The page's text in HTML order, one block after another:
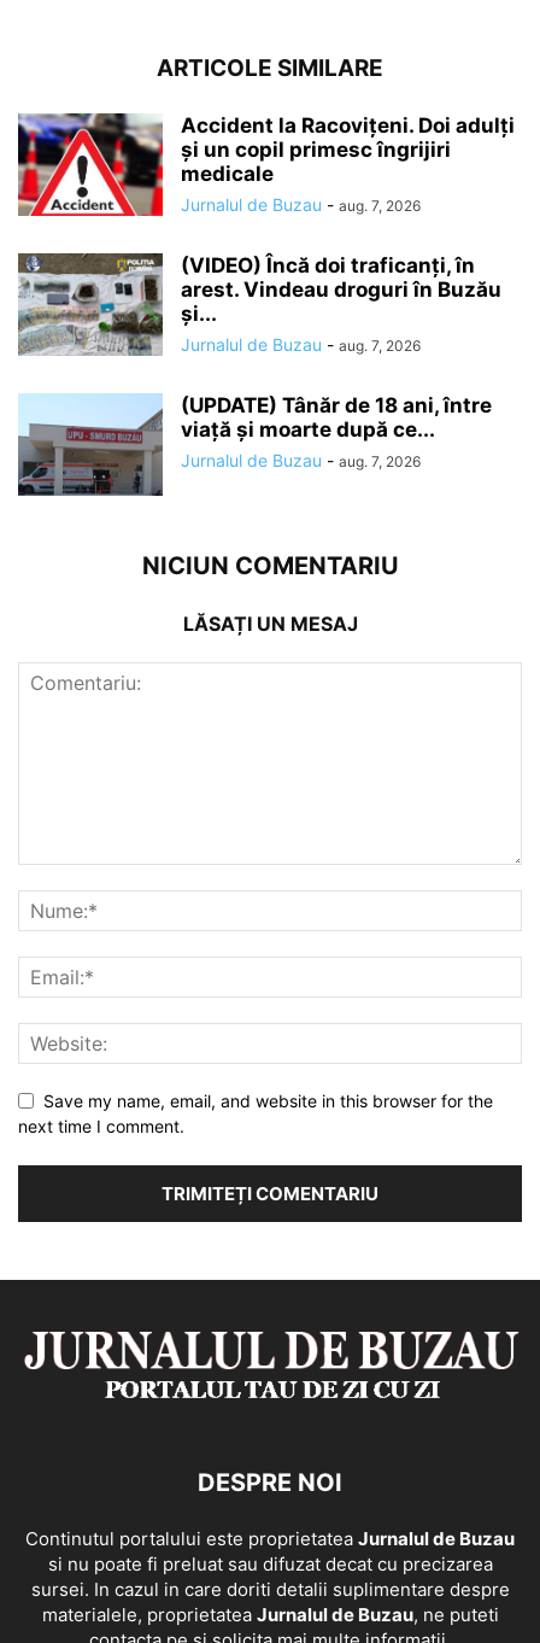
ARTICOLE SIMILARE
Accident la Racovițeni. Doi adulți
și un copil primesc îngrijiri
medicale
Jurnalul de Buzau - aug. 7, 2026
(VIDEO) Încă doi traficanți, în
arest. Vindeau droguri în Buzău
și...
Jurnalul de Buzau - aug. 7, 2026
(UPDATE) Tânăr de 18 ani, între
viață și moarte după ce...
Jurnalul de Buzau - aug. 7, 2026
NICIUN COMENTARIU
LĂSAȚI UN MESAJ
Save my name, email, and website in this browser for the
next time I comment.
DESPRE NOI
Continutul portalului este proprietatea Jurnalul de Buzau
si nu poate fi preluat sau difuzat decat cu precizarea
sursei. In cazul in care doriti detalii suplimentare despre
materialele, proprietatea Jurnalul de Buzau, ne puteti